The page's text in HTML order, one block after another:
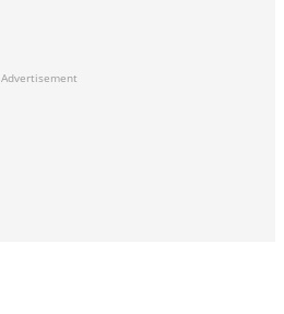
Advertisement